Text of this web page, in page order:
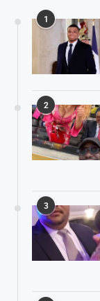
1
2
3